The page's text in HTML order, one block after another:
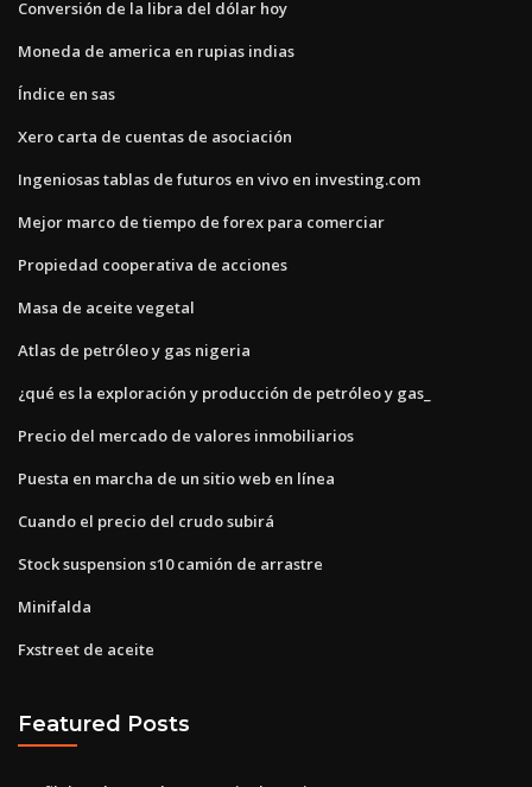
Conversión de la libra del dólar hoy
Moneda de america en rupias indias
Índice en sas
Xero carta de cuentas de asociación
Ingeniosas tablas de futuros en vivo en investing.com
Mejor marco de tiempo de forex para comerciar
Propiedad cooperativa de acciones
Masa de aceite vegetal
Atlas de petróleo y gas nigeria
¿qué es la exploración y producción de petróleo y gas_
Precio del mercado de valores inmobiliarios
Puesta en marcha de un sitio web en línea
Cuando el precio del crudo subirá
Stock suspension s10 camión de arrastre
Minifalda
Fxstreet de aceite
Featured Posts